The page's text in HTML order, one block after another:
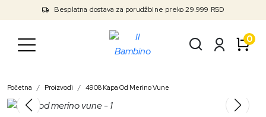
Besplatna dostava za porudžbine preko 29.999 RSD
0
Početna Proizvodi 4908 Kapa Od Merino Vune